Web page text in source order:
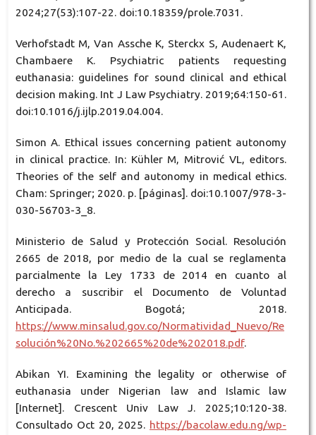
2024;27(53):107-22. doi:10.18359/prole.7031.
Verhofstadt M, Van Assche K, Sterckx S, Audenaert K,
Chambaere K. Psychiatric patients requesting
euthanasia: guidelines for sound clinical and ethical
decision making. Int J Law Psychiatry. 2019;64:150-61.
doi:10.1016/j.ijlp.2019.04.004.
Simon A. Ethical issues concerning patient autonomy
in clinical practice. In: Kühler M, Mitrović VL, editors.
Theories of the self and autonomy in medical ethics.
Cham: Springer; 2020. p. [páginas]. doi:10.1007/978-3-
030-56703-3_8.
Ministerio de Salud y Protección Social. Resolución
2665 de 2018, por medio de la cual se reglamenta
parcialmente la Ley 1733 de 2014 en cuanto al
derecho a suscribir el Documento de Voluntad
Anticipada. Bogotá; 2018.
https://www.minsalud.gov.co/Normatividad_Nuevo/Re
solución%20No.%202665%20de%202018.pdf.
Abikan YI. Examining the legality or otherwise of
euthanasia under Nigerian law and Islamic law
[Internet]. Crescent Univ Law J. 2025;10:120-38.
Consultado Oct 20, 2025. https://bacolaw.edu.ng/wp-